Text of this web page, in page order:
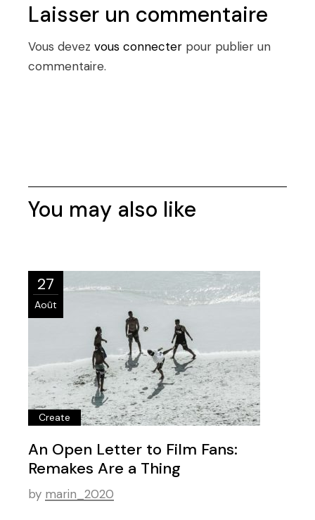
Laisser un commentaire
Vous devezvous connecter pour publier un
commentaire.
You may also like
27
Août
Create
An Open Letter to Film Fans:
Remakes Are a Thing
by marin_2020